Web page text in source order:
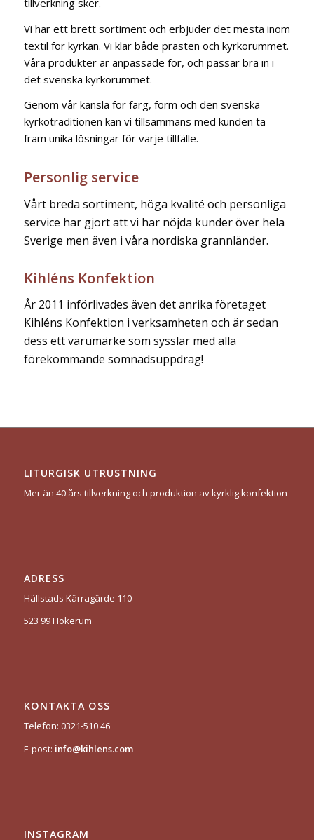
Vi har ett brett sortiment och erbjuder det mesta inom
textil för kyrkan. Vi klär både prästen och kyrkorummet.
Våra produkter är anpassade för, och passar bra in i
det svenska kyrkorummet.
Genom vår känsla för färg, form och den svenska
kyrkotraditionen kan vi tillsammans med kunden ta
fram unika lösningar för varje tillfälle.
Personlig service
Vårt breda sortiment, höga kvalité och personliga
service har gjort att vi har nöjda kunder över hela
Sverige men även i våra nordiska grannländer.
Kihléns Konfektion
År 2011 införlivades även det anrika företaget
Kihléns Konfektion i verksamheten och är sedan
dess ett varumärke som sysslar med alla
förekommande sömnadsuppdrag!
LITURGISK UTRUSTNING
Mer än 40 års tillverkning och produktion av kyrklig konfektion
ADRESS
Hällstads Kärragärde 110
523 99 Hökerum
KONTAKTA OSS
Telefon: 0321-510 46
E-post: info@kihlens.com
INSTAGRAM